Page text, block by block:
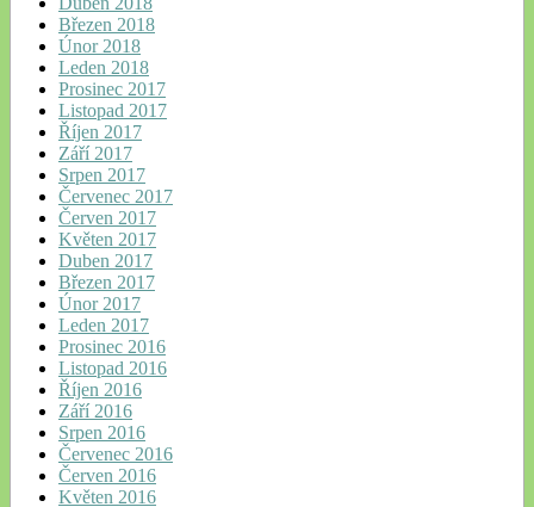
Březen 2018
Únor 2018
Leden 2018
Prosinec 2017
Listopad 2017
Říjen 2017
Září 2017
Srpen 2017
Červenec 2017
Červen 2017
Květen 2017
Duben 2017
Březen 2017
Únor 2017
Leden 2017
Prosinec 2016
Listopad 2016
Říjen 2016
Září 2016
Srpen 2016
Červenec 2016
Červen 2016
Květen 2016